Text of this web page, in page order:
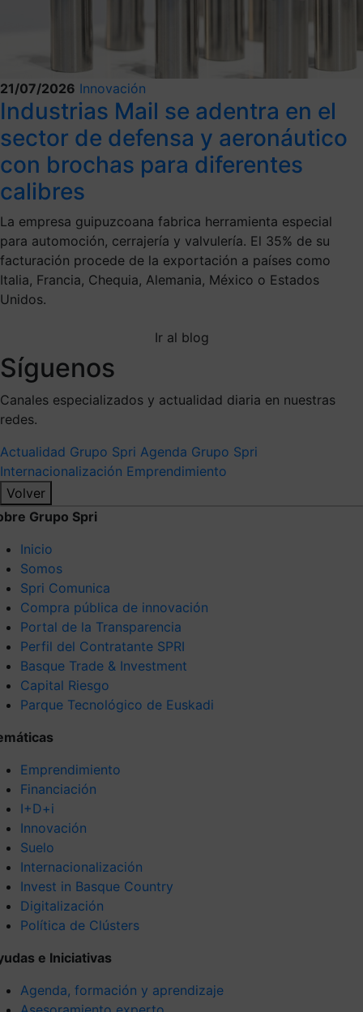
21/07/2026 Innovación
Industrias Mail se adentra en el
sector de defensa y aeronáutico
con brochas para diferentes
calibres
La empresa guipuzcoana fabrica herramienta especial
para automoción, cerrajería y valvulería. El 35% de su
facturación procede de la exportación a países como
Italia, Francia, Chequia, Alemania, México o Estados
Unidos.
Ir al blog
Síguenos
Canales especializados y actualidad diaria en nuestras
redes.
Actualidad Grupo Spri Agenda Grupo Spri
Internacionalización Emprendimiento
Volver
Grupo Spri
Inicio
Somos
Spri Comunica
Compra pública de innovación
Portal de la Transparencia
Perfil del Contratante SPRI
Basque Trade & Investment
Capital Riesgo
Parque Tecnológico de Euskadi
Emprendimiento
Financiación
I+D+i
Innovación
Suelo
Internacionalización
Invest in Basque Country
Digitalización
Política de Clústers
e Iniciativas
Agenda, formación y aprendizaje